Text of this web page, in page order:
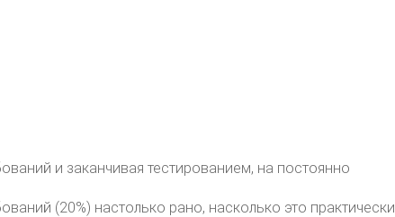
и заканчивая тестированием, на постоянно
(20%) настолько рано, насколько это практически